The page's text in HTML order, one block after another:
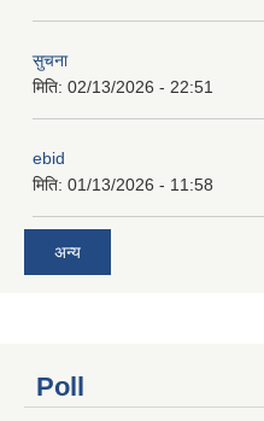
सुचना
मिति: 02/13/2026 - 22:51
ebid
मिति: 01/13/2026 - 11:58
अन्य
Poll